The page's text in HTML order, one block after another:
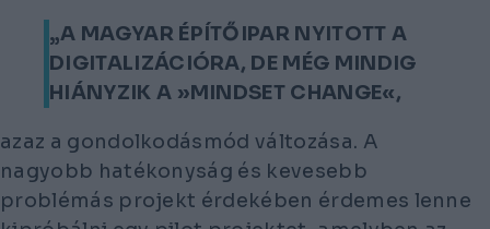
„A MAGYAR ÉPÍTŐIPAR NYITOTT A
DIGITALIZÁCIÓRA, DE MÉG MINDIG
HIÁNYZIK A »MINDSET CHANGE«,
azaz a gondolkodásmód változása. A
nagyobb hatékonyság és kevesebb
problémás projekt érdekében érdemes lenne